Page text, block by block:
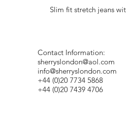
Slim fit stretch jeans
Contact Information:
sherryslondon@aol.com
info@sherryslondon.com
+44 (0)20 7734 5868
+44 (0)20 7439 4706